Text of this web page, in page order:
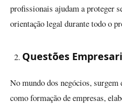
profissionais ajudam a proteger
orientação legal durante todo o
Questões
No mundo dos negócios,
como formação de empresas,